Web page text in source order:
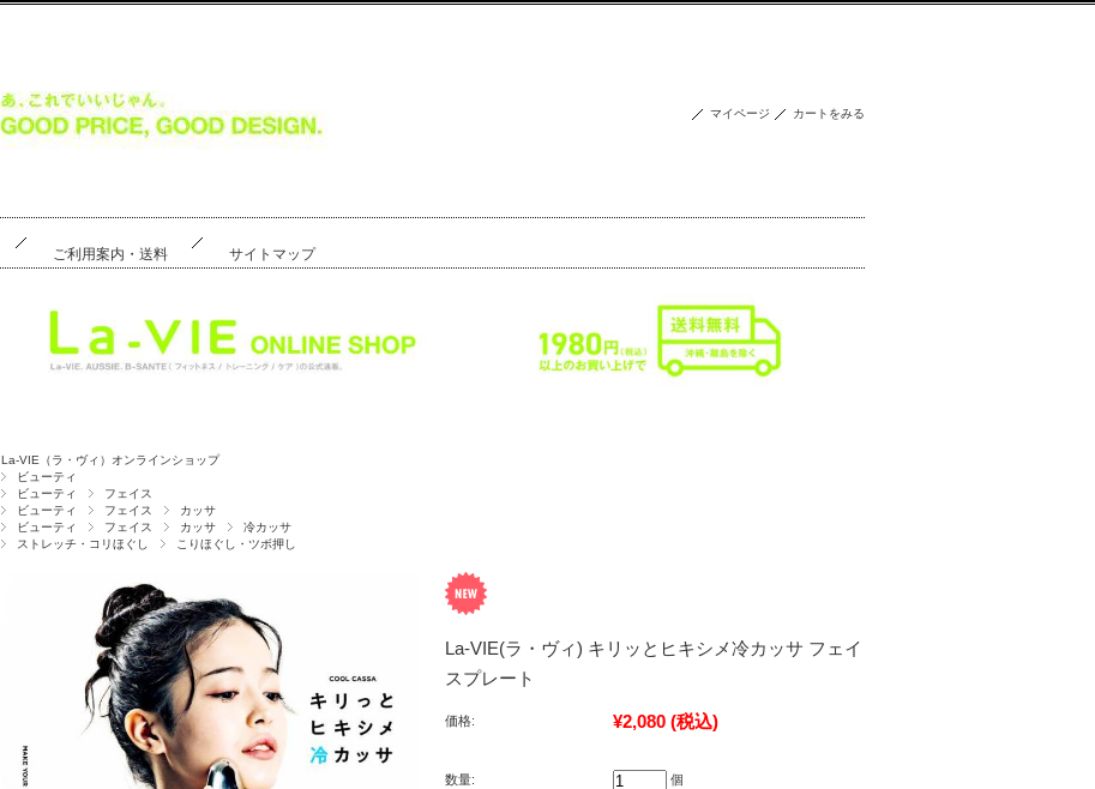
マイページ カートをみる
ご利用案内・送料 サイトマップ
La-VIE（ラ・ヴィ）オンラインショップ
ビューティ
ビューティ
フェイス
ビューティ
フェイス
カッサ
ビューティ
フェイス カッサ
冷カッサ
ストレッチ・コリほぐし
こりほぐし・ツボ押し
La-VIE(ラ・ヴィ) キリッとヒキシメ冷カッサ フェイ
スプレート
価格: ¥2,080 (税込)
数量: 個